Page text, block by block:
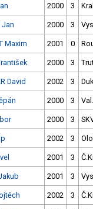
2000 3
Jan 2000 3
Maxim 2001 0
2000 3
David 2002 3
2000 3
2000 3
2002 3
2001 3
2001 3
2002 3